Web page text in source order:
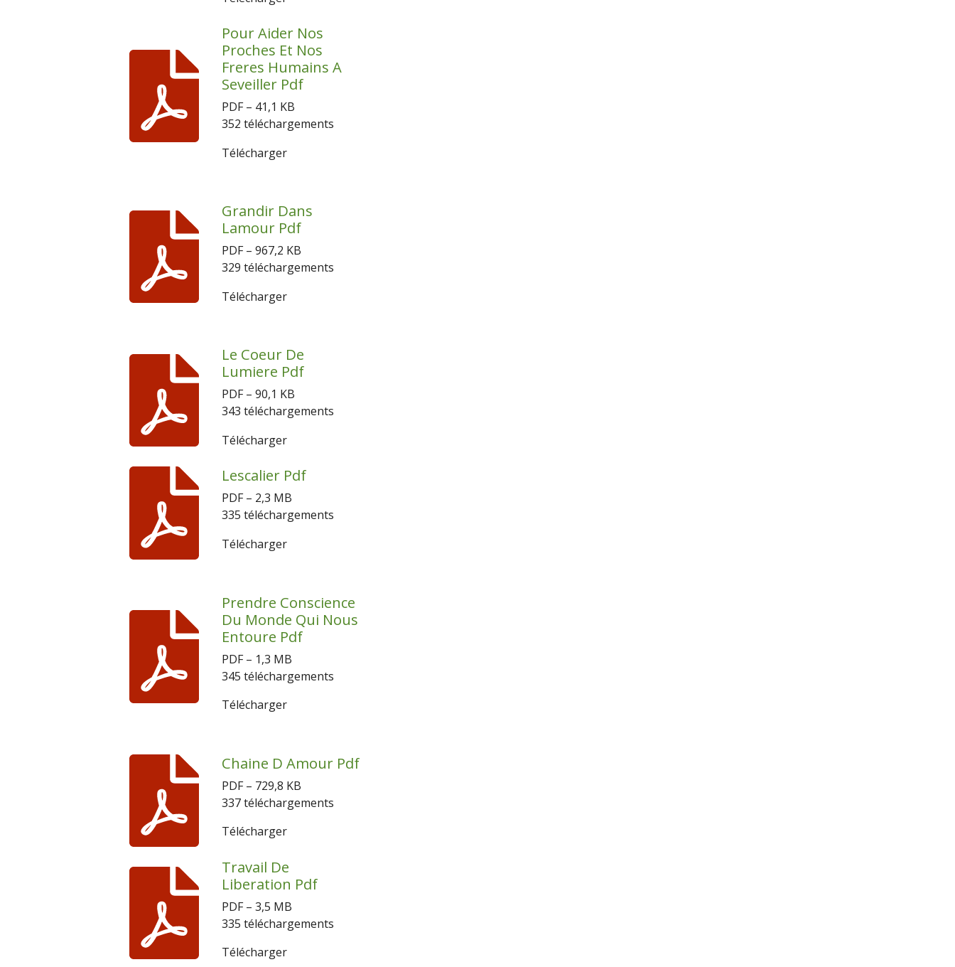
Pour Aider Nos
Proches Et Nos
Freres Humains A
Seveiller Pdf
PDF – 41,1 KB
352 téléchargements
Télécharger
Grandir Dans
Lamour Pdf
PDF – 967,2 KB
329 téléchargements
Télécharger
Le Coeur De
Lumiere Pdf
PDF – 90,1 KB
343 téléchargements
Télécharger
Lescalier Pdf
PDF – 2,3 MB
335 téléchargements
Télécharger
Prendre Conscience
Du Monde Qui Nous
Entoure Pdf
PDF – 1,3 MB
345 téléchargements
Télécharger
Chaine D Amour Pdf
PDF – 729,8 KB
337 téléchargements
Télécharger
Travail De
Liberation Pdf
PDF – 3,5 MB
335 téléchargements
Télécharger